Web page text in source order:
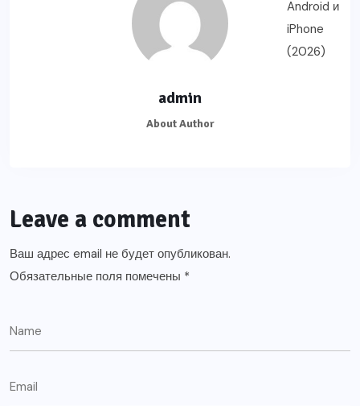
admin
About Author
Leave a comment
Ваш адрес email не будет опубликован.
Обязательные поля помечены *